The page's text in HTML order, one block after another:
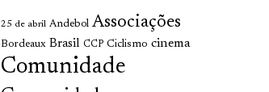
25 de abril Andebol Associações
Bordeaux Brasil CCP Ciclismo cinema
Comunidade